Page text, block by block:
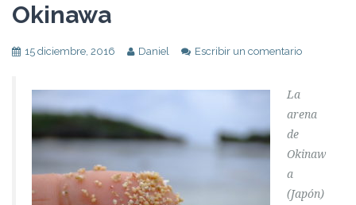
Okinawa
15 diciembre, 2016 Daniel Escribir un comentario
La
arena
de
Okinaw
a
(Japón)